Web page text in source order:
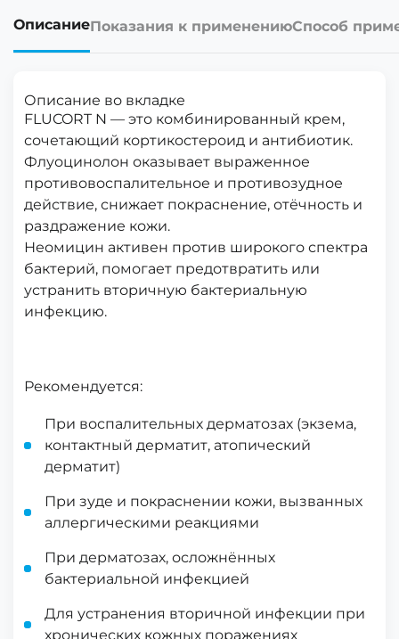
ОписаниеПоказания к применениюСпособ
Описание во вкладке
FLUCORT N — это комбинированный крем,
сочетающий кортикостероид и антибиотик.
Флуоцинолон оказывает выраженное
противовоспалительное и противозудное
действие, снижает покраснение, отёчность и
раздражение кожи.
Неомицин активен против широкого спектра
бактерий, помогает предотвратить или
устранить вторичную бактериальную
инфекцию.
Рекомендуется:
При воспалительных дерматозах (экзема,
контактный дерматит, атопический
дерматит)
При зуде и покраснении кожи, вызванных
аллергическими реакциями
При дерматозах, осложнённых
бактериальной инфекцией
Для устранения вторичной инфекции при
хронических кожных поражениях